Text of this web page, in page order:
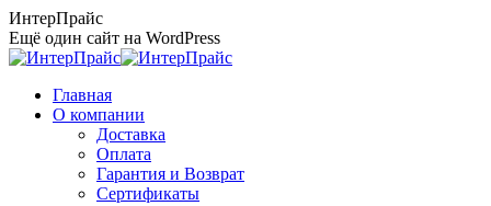
Перейти
к
содержанию
ИнтерПрайс
Ещё один сайт на WordPress
Главная
О компании
Доставка
Оплата
Гарантия и Возврат
Сертификаты